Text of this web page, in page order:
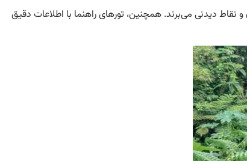
و نقاط دیدنی می‌برند. همچنین، تورهای راهنما با اطلاعات دقیق